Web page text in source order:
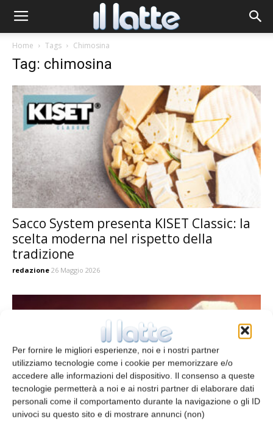
Per fornire le migliori esperienze, noi e i nostri partner
utilizziamo tecnologie come i cookie per memorizzare e/o
accedere alle informazioni del dispositivo. Il consenso a queste
tecnologie permetterà a noi e ai nostri partner di elaborare dati
personali come il comportamento durante la navigazione o gli ID
univoci su questo sito e di mostrare annunci (non)
Home Tags Chimosina
Tag: chimosina
Sacco System presenta KISET Classic: la
scelta moderna nel rispetto della
tradizione
redazione 26 Maggio 2026